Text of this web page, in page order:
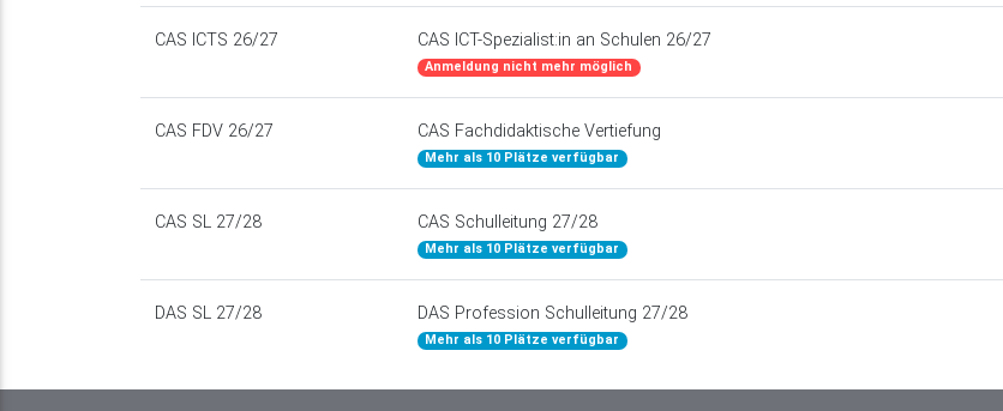
CAS ICTS 26/27 CAS ICT-Spezialist:in an Schulen 26/27
Anmeldung nicht mehr möglich
CAS FDV 26/27 CAS Fachdidaktische Vertiefung
Mehr als 10 Plätze verfügbar
CAS SL 27/28 CAS Schulleitung 27/28
Mehr als 10 Plätze verfügbar
DAS SL 27/28 DAS Profession Schulleitung 27/28
Mehr als 10 Plätze verfügbar